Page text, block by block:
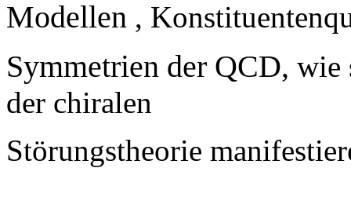
Modellen ,
Symmetrien der QCD, wie
der chiralen
Störungstheorie